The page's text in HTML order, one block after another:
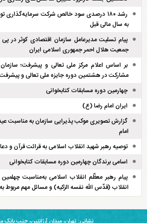
رشد ۱۸۰ درصدی سود خالص شرکت
به سال مالی قبل
پیام تسلیت مدیرعامل سازمان اقتصادی کوثر در
جمعیت هلال احمر جمهوری اسلامی ایران
بر اساس اعلام مرکز ملی تعالی و پیشرفت؛
مشارکت در هشتمین دوره جایزه ملی تعالی و
چهارمین دوره مسابقات کتابخوانی
ایران امام رضا (ع)
گزارش تصویری موکب پذیرایی سازمان به مناسبت
امام
توصیه رهبر شهید انقلاب اسلامی به قرائت قرآن و
اسامی برندگان چهارمین دوره مسابقات کتابخوانی
پیام رهبر معظّم انقلاب اسلامی به‌مناسبت
انقلاب (قدّس الله نفسه الزکیه) و مسائل مهم